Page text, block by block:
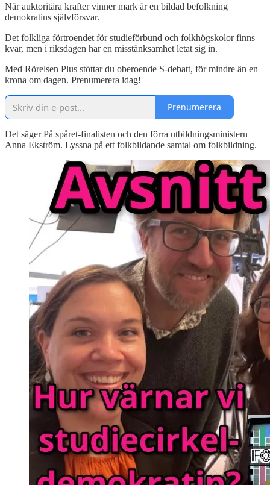
När auktoritära krafter vinner mark är en bildad befolkning
demokratins självförsvar.
Det folkliga förtroendet för studieförbund och folkhögskolor finns
kvar, men i riksdagen har en misstänksamhet letat sig in.
Med Rörelsen Plus stöttar du oberoende S-debatt, för mindre än en
krona om dagen. Prenumerera idag!
Prenumerera
Det säger På spåret-finalisten och den förra utbildningsministern
Anna Ekström. Lyssna på ett folkbildande samtal om folkbildning.